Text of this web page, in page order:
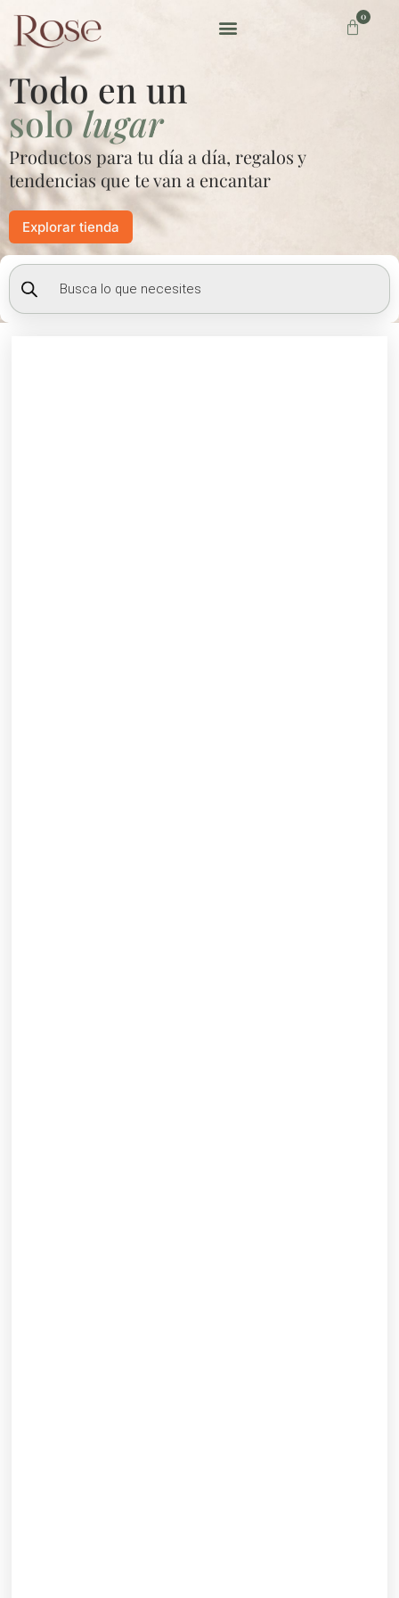
contenido
0
Carrito
Todo en un
sololugar
Productos para tu día a día, regalos y
tendencias que te van a encantar
Explorar tienda
Búsqueda
de
productos